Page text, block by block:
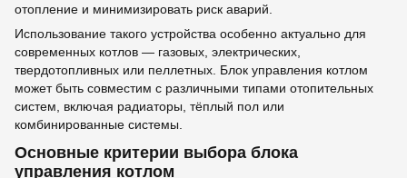
отопление и минимизировать риск аварий.
Использование такого устройства особенно актуально для
современных котлов — газовых, электрических,
твердотопливных или пеллетных. Блок управления котлом
может быть совместим с различными типами отопительных
систем, включая радиаторы, тёплый пол или
комбинированные системы.
Основные критерии выбора блока
управления котлом